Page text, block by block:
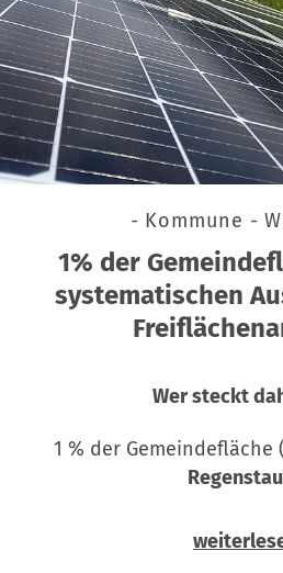
- Kommune -
1% der
systematischen
Wer steckt
1 % der Gemeindefläche